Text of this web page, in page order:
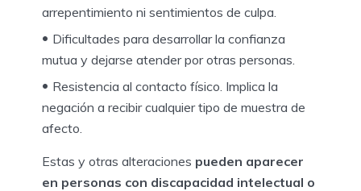
arrepentimiento ni sentimientos de culpa.
Dificultades para desarrollar la confianza
mutua y dejarse atender por otras personas.
Resistencia al contacto físico. Implica la
negación a recibir cualquier tipo de muestra de
afecto.
Estas y otras alteraciones pueden aparecer
en personas con discapacidad intelectual o